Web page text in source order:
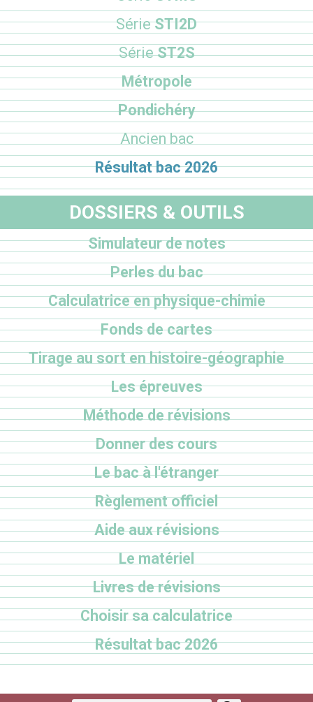
SérieSTI2D
SérieST2S
Métropole
Pondichéry
Ancien bac
Résultat bac 2026
DOSSIERS & OUTILS
Simulateur de notes
Perles du bac
Calculatrice en physique-chimie
Fonds de cartes
Tirage au sort en histoire-géographie
Les épreuves
Méthode de révisions
Donner des cours
Le bac à l'étranger
Règlement officiel
Aide aux révisions
Le matériel
Livres de révisions
Choisir sa calculatrice
Résultat bac 2026